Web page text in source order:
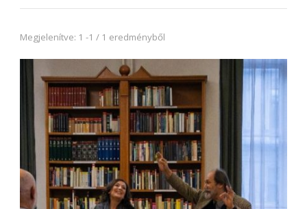
Megjelenítve: 1 -1 / 1 eredményből